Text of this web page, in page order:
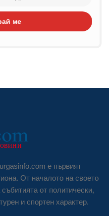
ме
е първият
От началото на своето
от политически,
и спортен характер.